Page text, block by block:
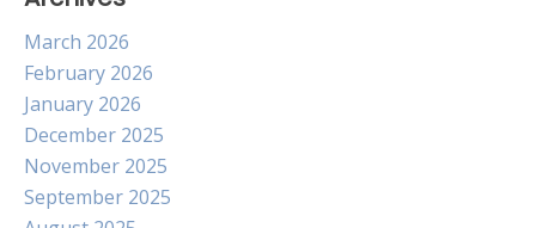
March 2026
February 2026
January 2026
December 2025
November 2025
September 2025